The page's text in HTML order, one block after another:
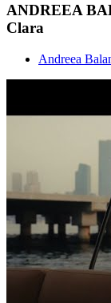
ANDREEA
Clara
Andreea